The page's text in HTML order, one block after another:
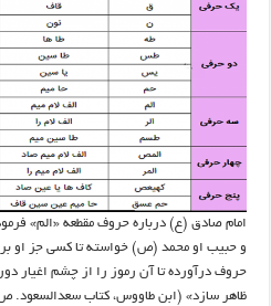
امام صادق (ع) درباره حروف مقطعه «الم»
و حبیب او محمد (ص) خواسته تا کسی جز او
حروف درآورده تا آن رموز را از چشم اغیار
ظاهر سازد» (ابن طاووس، کتاب سعدالسعود. ص.